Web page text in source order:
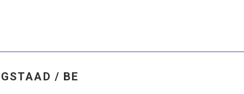
GSTAAD / BE